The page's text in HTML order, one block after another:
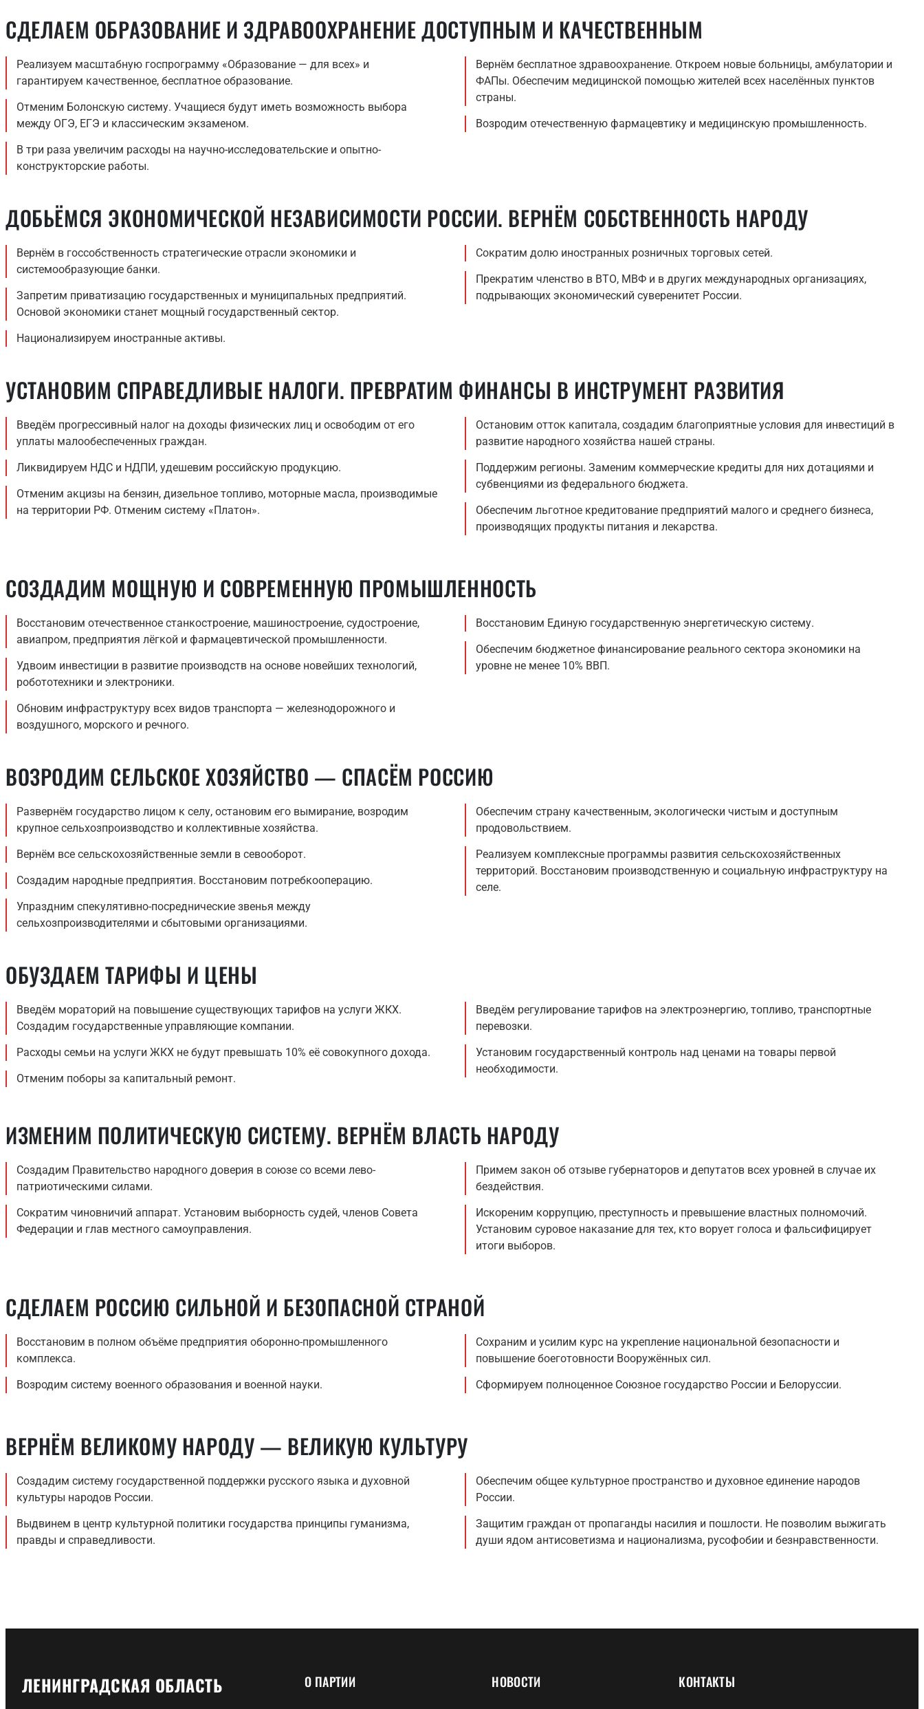
СДЕЛАЕМ ОБРАЗОВАНИЕ И ЗДРАВООХРАНЕНИЕ ДОСТУПНЫМ И КАЧЕСТВЕННЫМ
Реализуем масштабную госпрограмму «Образование — для всех» и
гарантируем качественное, бесплатное образование.
Отменим Болонскую систему. Учащиеся будут иметь возможность выбора
между ОГЭ, ЕГЭ и классическим экзаменом.
В три раза увеличим расходы на научно-исследовательские и опытно-
конструкторские работы.
Вернём бесплатное здравоохранение. Откроем новые больницы, амбулатории и
ФАПы. Обеспечим медицинской помощью жителей всех населённых пунктов
страны.
Возродим отечественную фармацевтику и медицинскую промышленность.
ДОБЬЁМСЯ ЭКОНОМИЧЕСКОЙ НЕЗАВИСИМОСТИ РОССИИ. ВЕРНЁМ СОБСТВЕННОСТЬ НАРОДУ
Вернём в госсобственность стратегические отрасли экономики и
системообразующие банки.
Запретим приватизацию государственных и муниципальных предприятий.
Основой экономики станет мощный государственный сектор.
Национализируем иностранные активы.
Сократим долю иностранных розничных торговых сетей.
Прекратим членство в ВТО, МВФ и в других международных организациях,
подрывающих экономический суверенитет России.
УСТАНОВИМ СПРАВЕДЛИВЫЕ НАЛОГИ. ПРЕВРАТИМ ФИНАНСЫ В ИНСТРУМЕНТ РАЗВИТИЯ
Введём прогрессивный налог на доходы физических лиц и освободим от его
уплаты малообеспеченных граждан.
Ликвидируем НДС и НДПИ, удешевим российскую продукцию.
Отменим акцизы на бензин, дизельное топливо, моторные масла, производимые
на территории РФ. Отменим систему «Платон».
Остановим отток капитала, создадим благоприятные условия для инвестиций в
развитие народного хозяйства нашей страны.
Поддержим регионы. Заменим коммерческие кредиты для них дотациями и
субвенциями из федерального бюджета.
Обеспечим льготное кредитование предприятий малого и среднего бизнеса,
производящих продукты питания и лекарства.
СОЗДАДИМ МОЩНУЮ И СОВРЕМЕННУЮ ПРОМЫШЛЕННОСТЬ
Восстановим отечественное станкостроение, машиностроение, судостроение,
авиапром, предприятия лёгкой и фармацевтической промышленности.
Удвоим инвестиции в развитие производств на основе новейших технологий,
робототехники и электроники.
Обновим инфраструктуру всех видов транспорта — железнодорожного и
воздушного, морского и речного.
Восстановим Единую государственную энергетическую систему.
Обеспечим бюджетное финансирование реального сектора экономики на
уровне не менее 10% ВВП.
ВОЗРОДИМ СЕЛЬСКОЕ ХОЗЯЙСТВО — СПАСЁМ РОССИЮ
Развернём государство лицом к селу, остановим его вымирание, возродим
крупное сельхозпроизводство и коллективные хозяйства.
Вернём все сельскохозяйственные земли в севооборот.
Создадим народные предприятия. Восстановим потребкооперацию.
Упраздним спекулятивно-посреднические звенья между
сельхозпроизводителями и сбытовыми организациями.
Обеспечим страну качественным, экологически чистым и доступным
продовольствием.
Реализуем комплексные программы развития сельскохозяйственных
территорий. Восстановим производственную и социальную инфраструктуру на
селе.
ОБУЗДАЕМ ТАРИФЫ И ЦЕНЫ
Введём мораторий на повышение существующих тарифов на услуги ЖКХ.
Создадим государственные управляющие компании.
Расходы семьи на услуги ЖКХ не будут превышать 10% её совокупного дохода.
Отменим поборы за капитальный ремонт.
Введём регулирование тарифов на электроэнергию, топливо, транспортные
перевозки.
Установим государственный контроль над ценами на товары первой
необходимости.
ИЗМЕНИМ ПОЛИТИЧЕСКУЮ СИСТЕМУ. ВЕРНЁМ ВЛАСТЬ НАРОДУ
Создадим Правительство народного доверия в союзе со всеми лево-
патриотическими силами.
Сократим чиновничий аппарат. Установим выборность судей, членов Совета
Федерации и глав местного самоуправления.
Примем закон об отзыве губернаторов и депутатов всех уровней в случае их
бездействия.
Искореним коррупцию, преступность и превышение властных полномочий.
Установим суровое наказание для тех, кто ворует голоса и фальсифицирует
итоги выборов.
СДЕЛАЕМ РОССИЮ СИЛЬНОЙ И БЕЗОПАСНОЙ СТРАНОЙ
Восстановим в полном объёме предприятия оборонно-промышленного
комплекса.
Возродим систему военного образования и военной науки.
Сохраним и усилим курс на укрепление национальной безопасности и
повышение боеготовности Вооружённых сил.
Сформируем полноценное Союзное государство России и Белоруссии.
ВЕРНЁМ ВЕЛИКОМУ НАРОДУ — ВЕЛИКУЮ КУЛЬТУРУ
Создадим систему государственной поддержки русского языка и духовной
культуры народов России.
Выдвинем в центр культурной политики государства принципы гуманизма,
правды и справедливости.
Обеспечим общее культурное пространство и духовное единение народов
России.
Защитим граждан от пропаганды насилия и пошлости. Не позволим выжигать
души ядом антисоветизма и национализма, русофобии и безнравственности.
ЛЕНИНГРАДСКАЯ ОБЛАСТЬ О ПАРТИИ НОВОСТИ КОНТАКТЫ